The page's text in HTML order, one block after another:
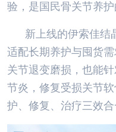
验，是国民骨关节养护
新上线的伊索佳结
适配长期养护与囤货
关节退变磨损，也能
节炎，修复受损关节
护、修复、治疗三效合